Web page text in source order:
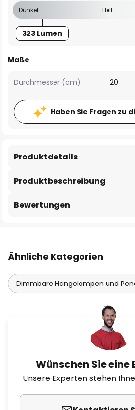
Dunkel Hell
323 Lumen
Maße
Durchmesser (cm): 20
Haben Sie Fragen zu
Produktbeschreibung
Produktdetails
Bewertungen
Ähnliche Kategorien
Dimmbare Hängelampen und
Wünschen Sie eine
Unsere Experten stehen